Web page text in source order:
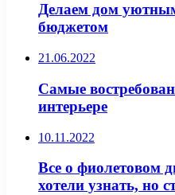
Делаем дом
бюджетом
21.06.2022
Самые
интерьере
10.11.2022
Все о фиолетовом
хотели узнать, но